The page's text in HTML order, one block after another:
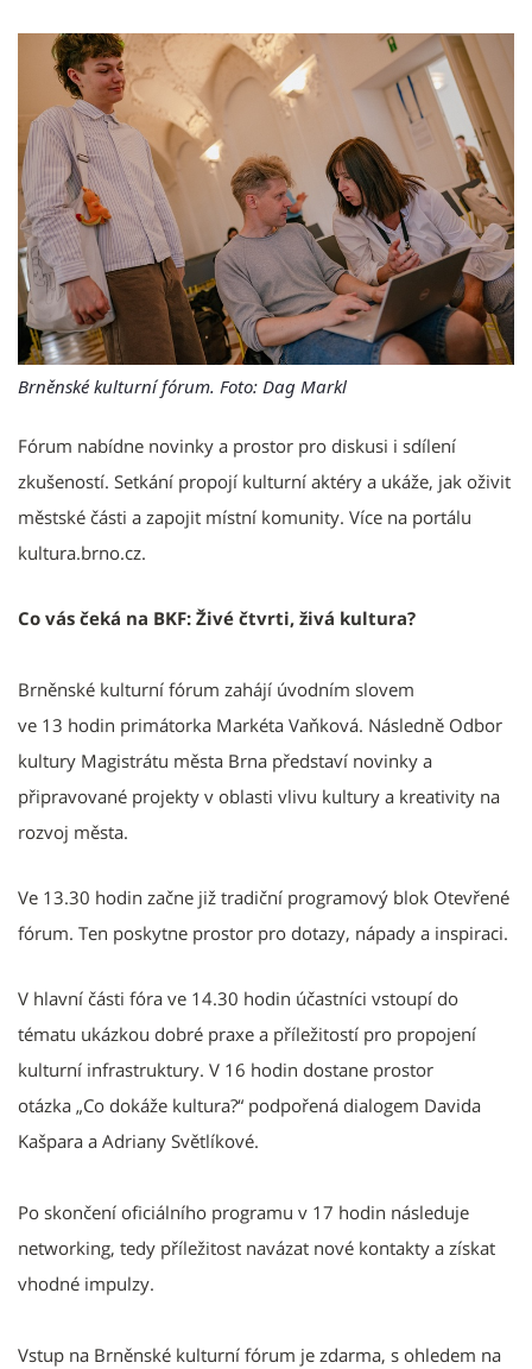
Brněnské kulturní fórum. Foto: Dag Markl
Fórum nabídne novinky a prostor pro diskusi i sdílení
zkušeností. Setkání propojí kulturní aktéry a ukáže, jak oživit
městské části a zapojit místní komunity. Více na portálu
kultura.brno.cz.
Co vás čeká na BKF: Živé čtvrti, živá kultura?
Brněnské kulturní fórum zahájí úvodním slovem
ve 13 hodin primátorka Markéta Vaňková. Následně Odbor
kultury Magistrátu města Brna představí novinky a
připravované projekty v oblasti vlivu kultury a kreativity na
rozvoj města.
Ve 13.30 hodin začne již tradiční programový blok Otevřené
fórum. Ten poskytne prostor pro dotazy, nápady a inspiraci.
V hlavní části fóra ve 14.30 hodin účastníci vstoupí do
tématu ukázkou dobré praxe a příležitostí pro propojení
kulturní infrastruktury. V 16 hodin dostane prostor
otázka „Co dokáže kultura?“ podpořená dialogem Davida
Kašpara a Adriany Světlíkové.
Po skončení oficiálního programu v 17 hodin následuje
networking, tedy příležitost navázat nové kontakty a získat
vhodné impulzy.
Vstup na Brněnské kulturní fórum je zdarma, s ohledem na